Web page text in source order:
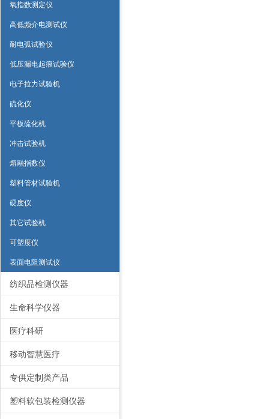
氧指数测定仪
高低频介电测试仪
耐电弧试验仪
低压漏电起痕试验仪
电子拉力试验机
硫化仪
平板硫化机
冲击试验机
熔融指数仪
塑料管材试验机
硬度仪
其它试验机
可塑度仪
表面电阻测试仪
纺织品检测仪器
生命科学仪器
医疗科研
移动智慧医疗
专供定制类产品
塑料软包装检测仪器